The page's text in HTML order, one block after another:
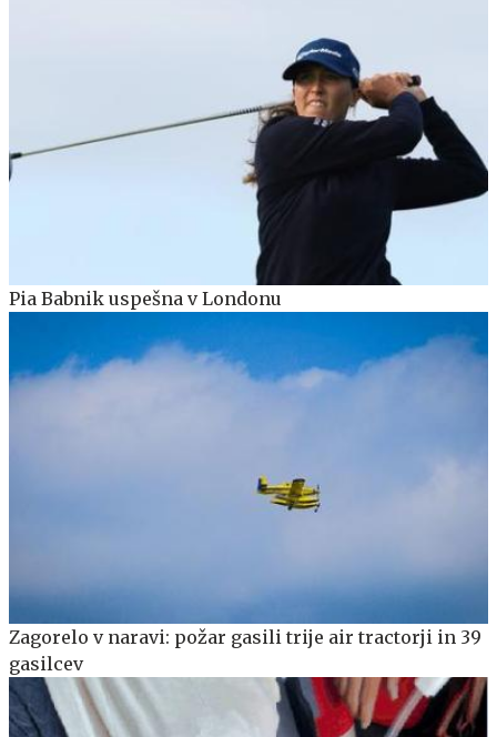
Pia Babnik uspešna v Londonu
Zagorelo v naravi: požar gasili trije air tractorji in 39
gasilcev